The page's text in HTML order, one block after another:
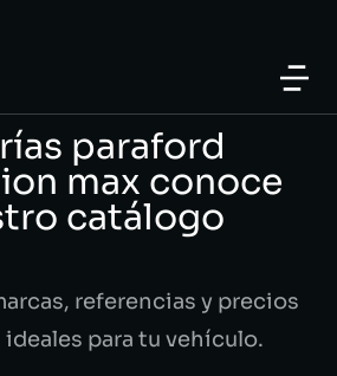
paraford
max conoce
catálogo
referencias y precios
ideales para tu vehículo.